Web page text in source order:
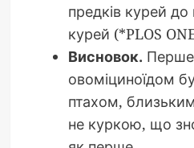
предків курей
курей (*PLOS
Висновок.
овоміциноїдом
птахом,
не куркою, що